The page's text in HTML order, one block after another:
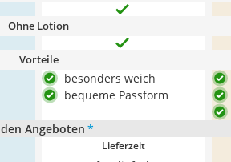
Ohne Lotion
Vorteile
besonders weich
bequeme Passform
Angeboten *
Lieferzeit